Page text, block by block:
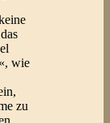
wie
zu